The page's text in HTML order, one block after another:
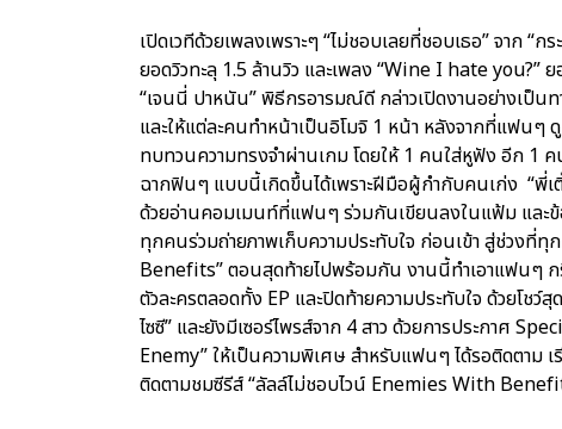
เปิดเวทีด้วยเพลงเพราะๆ “ไม่ชอบเลยที่ชอบเธอ” จาก “
ยอดวิวทะลุ 1.5 ล้านวิว และเพลง “Wine I hate you?”
“เจนนี่ ปาหนัน” พิธีกรอารมณ์ดี กล่าวเปิดงานอย่างเป็น
และให้แต่ละคนทำหน้าเป็นอิโมจิ 1 หน้า หลังจากที่แฟน
ทบทวนความทรงจำผ่านเกม โดยให้ 1 คนใส่หูฟัง อีก 1
ฉากฟินๆ แบบนี้เกิดขึ้นได้เพราะฝีมือผู้กำกับคนเก่ง “พี่
ด้วยอ่านคอมเมนท์ที่แฟนๆ ร่วมกันเขียนลงในแฟ้ม และ
ทุกคนร่วมถ่ายภาพเก็บความประทับใจ ก่อนเข้า สู่ช่วงที่
Benefits” ตอนสุดท้ายไปพร้อมกัน งานนี้ทำเอาแฟนๆ
ตัวละครตลอดทั้ง EP และปิดท้ายความประทับใจ ด้วยโชว์
ไซซี” และยังมีเซอร์ไพรส์จาก 4 สาว ด้วยการประกาศ
Enemy” ให้เป็นความพิเศษ สำหรับแฟนๆ ได้รอติดตาม
ติดตามชมซีรีส์ “ลัลล์ไม่ชอบไวน์ Enemies With